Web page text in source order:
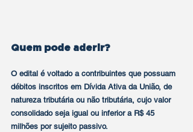
Quem pode aderir?
O edital é voltado a contribuintes que possuam
débitos inscritos em Dívida Ativa da União, de
natureza tributária ou não tributária, cujo valor
consolidado seja igual ou inferior a R$ 45
milhões por sujeito passivo.